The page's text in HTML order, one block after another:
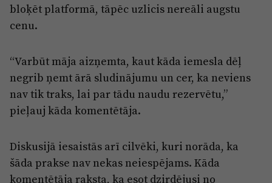
bloķēt platformā, tāpēc uzlicis nereāli augstu
cenu.
“Varbūt māja aizņemta, kaut kāda iemesla dēļ
negrib ņemt ārā sludinājumu un cer, ka neviens
nav tik traks, lai par tādu naudu rezervētu,”
pieļauj kāda komentētāja.
Diskusijā iesaistās arī cilvēki, kuri norāda, ka
šāda prakse nav nekas neiespējams. Kāda
komentētāja raksta, ka esot dzirdējusi no